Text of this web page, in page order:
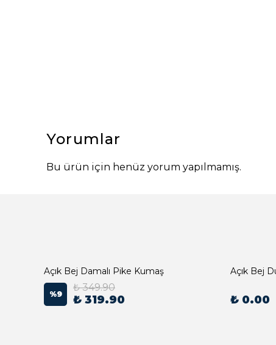
Yorumlar
Bu ürün için henüz yorum yapılmamış.
Açık Bej Damalı Pike Kumaş
%9
₺ 349.90
₺ 319.90 ₺ 0.00